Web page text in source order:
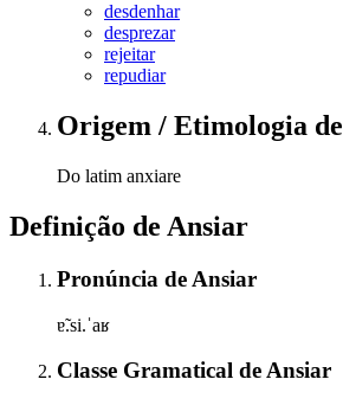
desdenhar
desprezar
rejeitar
repudiar
Origem / Etimologia de
Do latim anxiare
Definição de Ansiar
Pronúncia de Ansiar
ɐ̃.si.ˈaʁ
Classe Gramatical deAnsiar